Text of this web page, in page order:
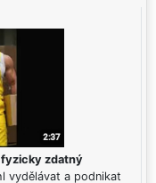
zdatný
vydělávat a podnikat